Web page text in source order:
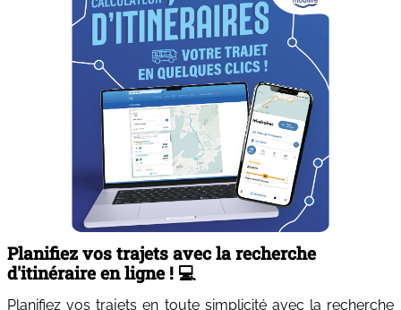
Planifiez vos trajets avec la recherche
d'itinéraire en ligne ! 💻
Planifiez vos trajets en toute simplicité avec la recherche